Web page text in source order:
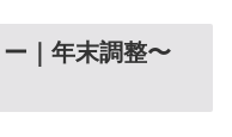
｜年末調整〜